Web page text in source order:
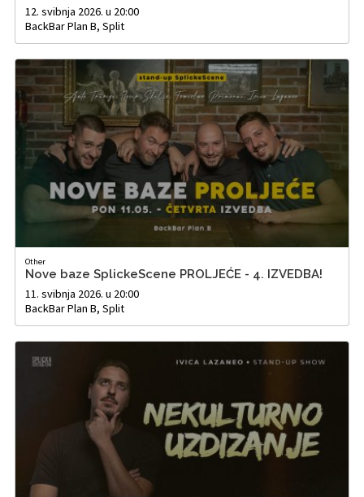
12. svibnja 2026. u 20:00
BackBar Plan B, Split
Other
Nove baze SplickeScene PROLJEĆE - 4. IZVEDBA!
11. svibnja 2026. u 20:00
BackBar Plan B, Split